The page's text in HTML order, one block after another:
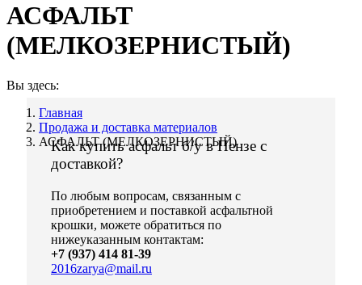
АСФАЛЬТ
(МЕЛКОЗЕРНИСТЫЙ)
Вы здесь:
Главная
Продажа и доставка материалов
АСФАЛЬТ (МЕЛКОЗЕРНИСТЫЙ)
Как купить асфальт б/у в Пензе с
доставкой?
По любым вопросам, связанным с
приобретением и поставкой асфальтной
крошки, можете обратиться по
нижеуказанным контактам:
+7 (937) 414 81-39
2016zarya@mail.ru